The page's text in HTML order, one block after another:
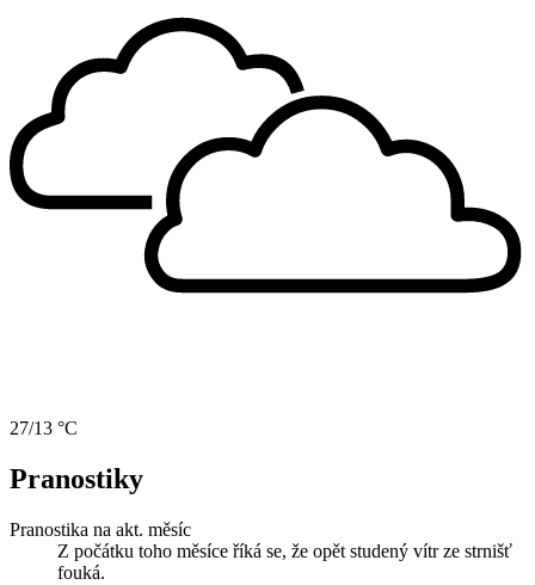
27/13 °C
Pranostiky
Pranostika na akt. měsíc
Z počátku toho měsíce říká se, že opět studený vítr ze strnišť
fouká.